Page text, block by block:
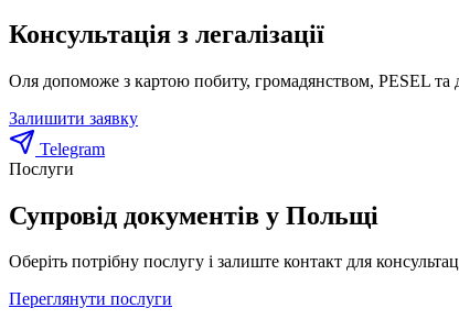
Консультація з легалізації
Оля допоможе з картою побиту, громадянством, PESEL та
Залишити заявку
Telegram
Послуги
Супровід документів у Польщі
Оберіть потрібну послугу і залиште контакт для
Переглянути послуги